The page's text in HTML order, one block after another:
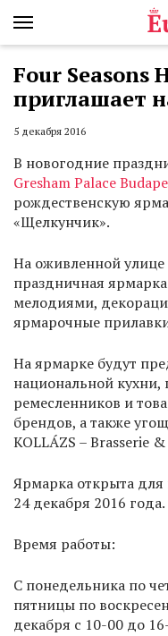
Four Seasons
приглашает
5 декабря 2016
В новогодние
Gresham Palace
рождественскую
«Щелкунчик».
На оживленной
праздничная
мелодиями,
ярмарочные
На ярмарке будут
национальной
ремесленников и
брендов, а также
KOLLÁZS – Brasserie &
Ярмарка открыта для
24 декабря 2016 года.
Время работы:
С понедельника по
пятницы по
декабря с 10-00 до